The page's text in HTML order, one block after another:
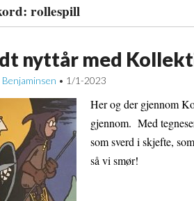
rollespill
nyttår med
• 1/1-2023
Her og der gjennom
gjennom. Med
som sverd i skjefte,
så vi smør!